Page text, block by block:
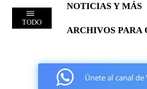
TODO
NOTICIAS Y MÁS
ARCHIVOS PARA
Únete al canal de